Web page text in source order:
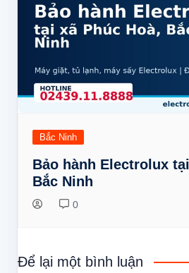
Bắc Ninh
Bảo hành Electrolux
Bắc Ninh
0
Để lại một bình luận